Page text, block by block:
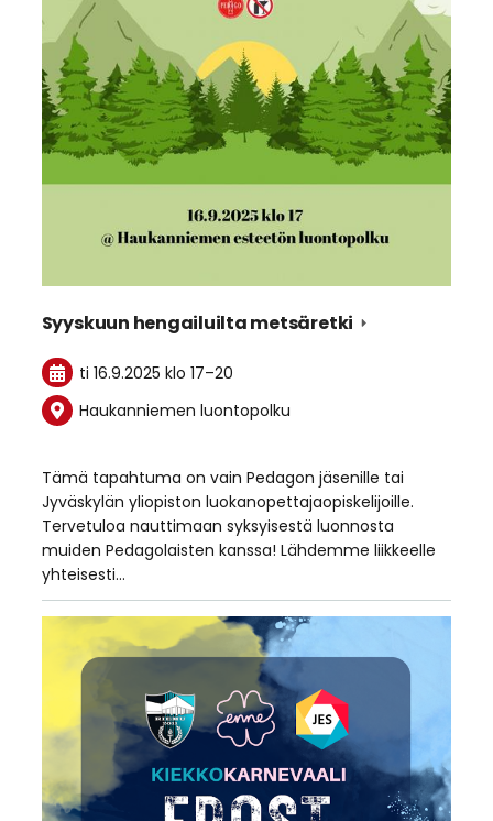
Syyskuun hengailuilta metsäretki
ti 16.9.2025klo 17–20
Haukanniemen luontopolku
Tämä tapahtuma on vain Pedagon jäsenille tai
Jyväskylän yliopiston luokanopettajaopiskelijoille.
Tervetuloa nauttimaan syksyisestä luonnosta
muiden Pedagolaisten kanssa! Lähdemme liikkeelle
yhteisesti…